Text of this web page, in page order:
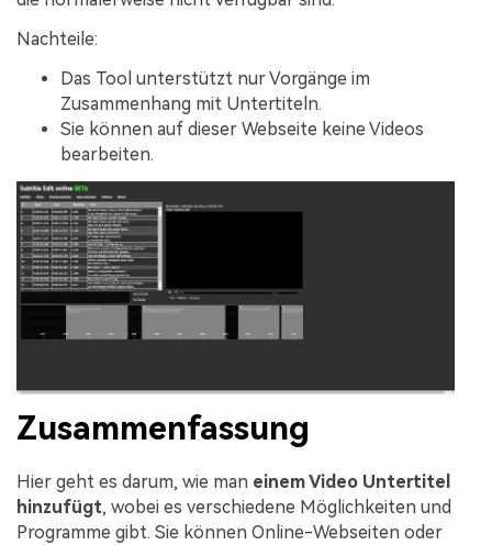
Nachteile:
Das Tool unterstützt nur Vorgänge im
Zusammenhang mit Untertiteln.
Sie können auf dieser Webseite keine Videos
bearbeiten.
Zusammenfassung
Hier geht es darum, wie man einem Video Untertitel
hinzufügt, wobei es verschiedene Möglichkeiten und
Programme gibt. Sie können Online-Webseiten oder